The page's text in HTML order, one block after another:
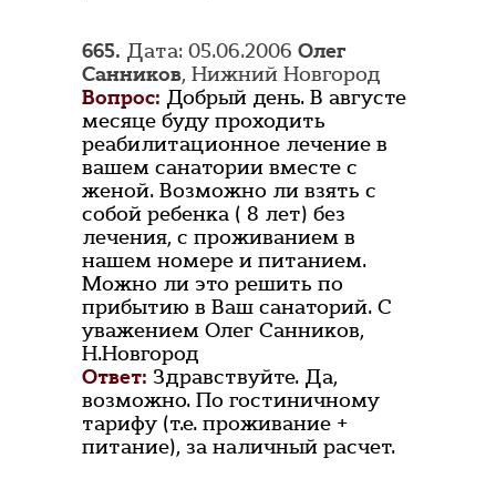
665. Дата: 05.06.2006 Олег
Санников, Нижний Новгород
Вопрос: Добрый день. В августе
месяце буду проходить
реабилитационное лечение в
вашем санатории вместе с
женой. Возможно ли взять с
собой ребенка ( 8 лет) без
лечения, с проживанием в
нашем номере и питанием.
Можно ли это решить по
прибытию в Ваш санаторий. С
уважением Олег Санников,
Н.Новгород
Ответ: Здравствуйте. Да,
возможно. По гостиничному
тарифу (т.е. проживание +
питание), за наличный расчет.